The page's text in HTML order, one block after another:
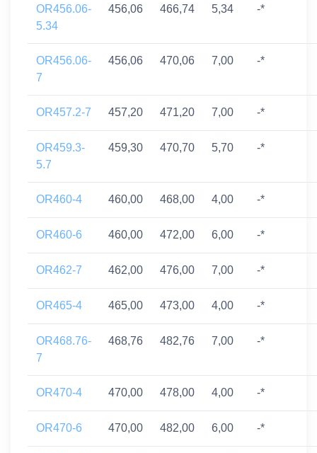
OR456.06-
5.34
456,06 466,74 5,34 -*
OR456.06-
7
456,06 470,06 7,00 -*
OR457.2-7 457,20 471,20 7,00 -*
OR459.3-
5.7
459,30 470,70 5,70 -*
OR460-4 460,00 468,00 4,00 -*
OR460-6 460,00 472,00 6,00 -*
OR462-7 462,00 476,00 7,00 -*
OR465-4 465,00 473,00 4,00 -*
OR468.76-
7
468,76 482,76 7,00 -*
OR470-4 470,00 478,00 4,00 -*
OR470-6 470,00 482,00 6,00 -*